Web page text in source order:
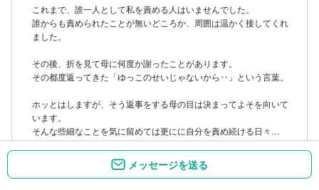
メッセージを送る
メッセージを送る
これまで、誰一人として私を責める人はいませんでした。
誰からも責められたことが無いどころか、周囲は温かく接してくれ
ました。
その後、折を見て母に何度か謝ったことがあります。
その都度返ってきた「ゆっこのせいじゃないから‥」という言葉。
ホッとはしますが、そう返事をする母の目は決まってよそを向いて
います。
そんな些細なことを気に留めては更にに自分を責め続ける日々…
今でもリアルに思い出します。